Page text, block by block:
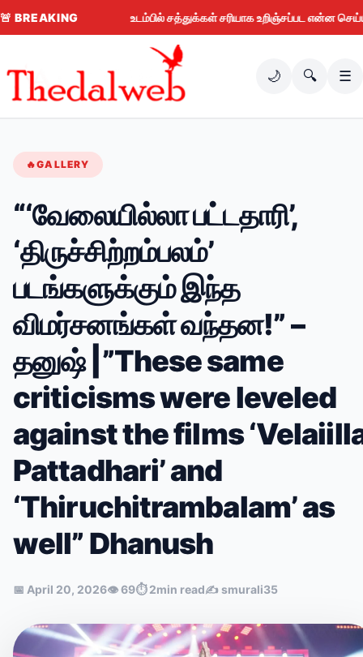
🚨BREAKING உடம்பில் சத்துக்கள் சரியாக உறிஞ்சப்பட என்ன செய்ய
🌙 🔍 ☰
🔥GALLERY
“‘வேலையில்லா பட்டதாரி’,
‘திருச்சிற்றம்பலம்’
படங்களுக்கும் இந்த
விமர்சனங்கள் வந்தன!” –
தனுஷ் |”These same
criticisms were leveled
against the films
Pattadhari’ and
‘Thiruchitrambalam’ as
well” Dhanush
📅 April 20, 2026👁69⏱2min read✍️ smurali35